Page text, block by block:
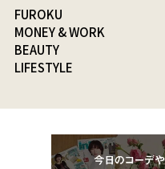
FUROKU
MONEY & WORK
BEAUTY
LIFESTYLE